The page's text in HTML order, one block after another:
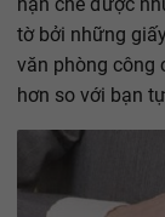
tờ bởi những
văn phòng công
hơn so với bạn